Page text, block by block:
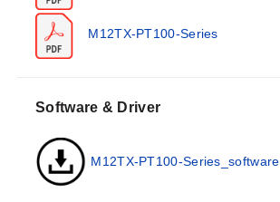
Corpo:Materiale termoplastico
Connessione:
M12x1 Maschio:
Sensore:
connessione a 3 fili
Campo di misura:
M12TX-PT100-Series
Software & Driver
M12TX-PT100-Series_software